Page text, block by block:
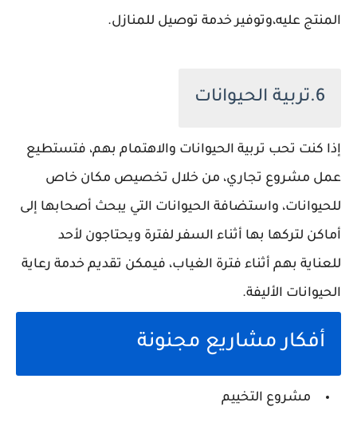
المنتج عليه،وتوفير خدمة توصيل للمنازل.
6.تربية الحيوانات
إذا كنت تحب تربية الحيوانات والاهتمام بهم، فتستطيع
عمل مشروع تجاري، من خلال تخصيص مكان خاص
للحيوانات، واستضافة الحيوانات التي يبحث أصحابها إلى
أماكن لتركها بها أثناء السفر لفترة ويحتاجون لأحد
للعناية بهم أثناء فترة الغياب، فيمكن تقديم خدمة رعاية
الحيوانات الأليفة.
أفكار مشاريع مجنونة
مشروع التخييم